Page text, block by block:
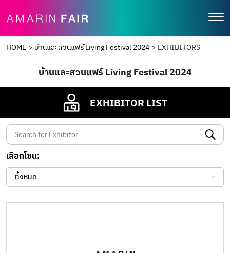
HOME > บ้านและสวนแฟร์ Living Festival 2024 > EXHIBITORS
บ้านและสวนแฟร์ Living Festival 2024
EXHIBITOR LIST
เลือกโซน:
ทั้งหมด